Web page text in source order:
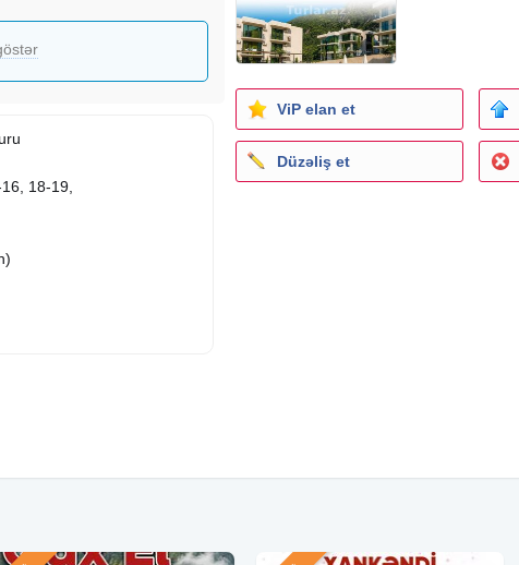
18-19,
ViP elan et
Düzəliş et